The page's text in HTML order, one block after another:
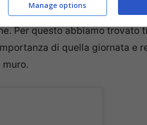
sui social, anche se non
Per questo abbiamo trovato
di quella giornata e
Manage options